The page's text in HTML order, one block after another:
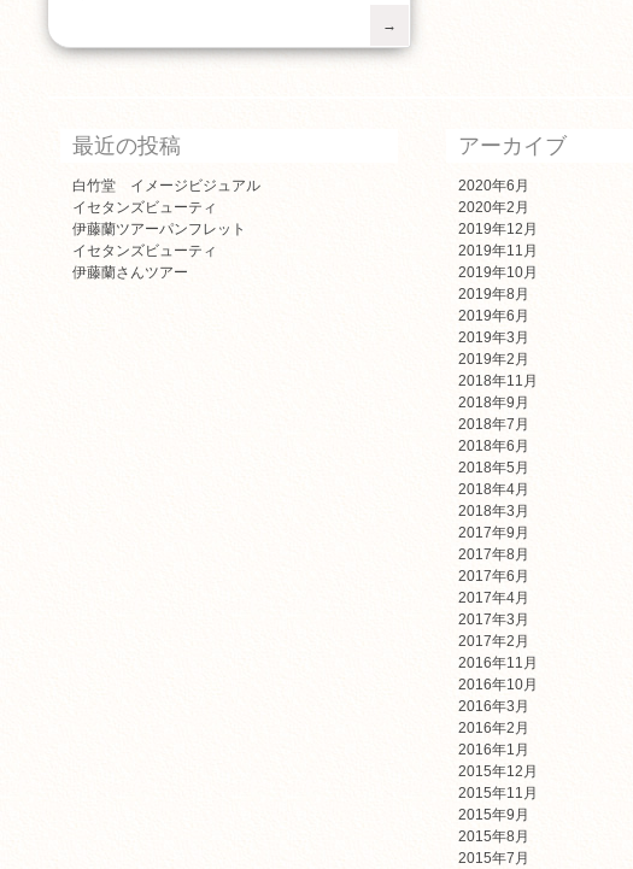
→
最近の投稿
白竹堂 イメージビジュアル
イセタンズビューティ
伊藤蘭ツアーパンフレット
イセタンズビューティ
伊藤蘭さんツアー
アーカイブ
2020年6月
2020年2月
2019年12月
2019年11月
2019年10月
2019年8月
2019年6月
2019年3月
2019年2月
2018年11月
2018年9月
2018年7月
2018年6月
2018年5月
2018年4月
2018年3月
2017年9月
2017年8月
2017年6月
2017年4月
2017年3月
2017年2月
2016年11月
2016年10月
2016年3月
2016年2月
2016年1月
2015年12月
2015年11月
2015年9月
2015年8月
2015年7月